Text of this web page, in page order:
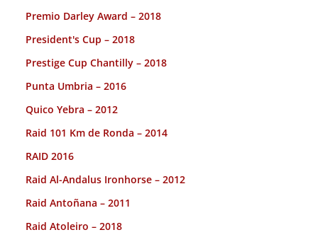
Premio Darley Award – 2018
President's Cup – 2018
Prestige Cup Chantilly – 2018
Punta Umbria – 2016
Quico Yebra – 2012
Raid 101 Km de Ronda – 2014
RAID 2016
Raid Al-Andalus Ironhorse – 2012
Raid Antoñana – 2011
Raid Atoleiro – 2018